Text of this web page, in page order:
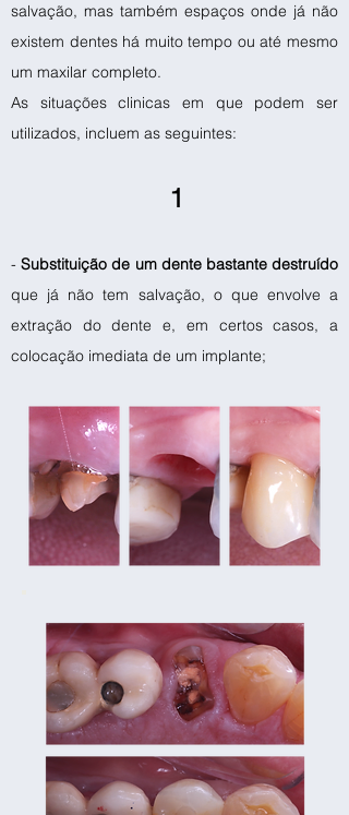
salvação, mas também espaços onde já não
existem dentes há muito tempo ou até mesmo
um maxilar completo.
As situações clinicas em que podem ser
utilizados, incluem as seguintes:
1
-Substituição de um dente bastante destruído
que já não tem salvação, o que envolve a
extração do dente e, em certos casos, a
colocação imediata de um implante;